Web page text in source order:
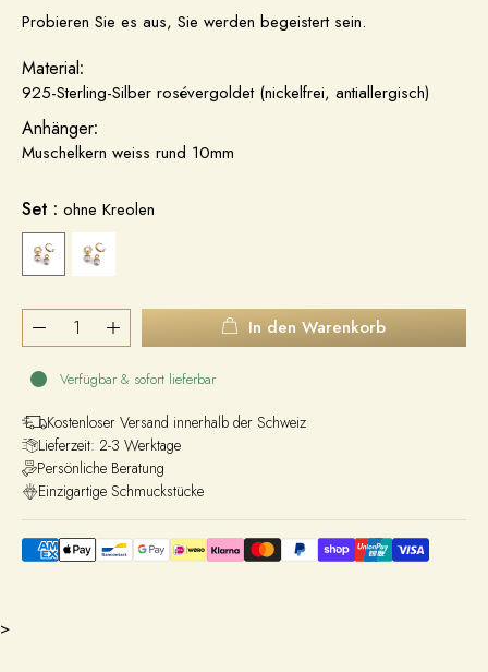
Probieren Sie es aus, Sie werden begeistert sein.
Material:
925-Sterling-Silber rosévergoldet (nickelfrei, antiallergisch)
Anhänger:
Muschelkern weiss rund 10mm
Set : ohne Kreolen
In den Warenkorb
Verfügbar & sofort lieferbar
Kostenloser Versand innerhalb der Schweiz
Lieferzeit: 2-3 Werktage
Persönliche Beratung
Einzigartige Schmuckstücke
>